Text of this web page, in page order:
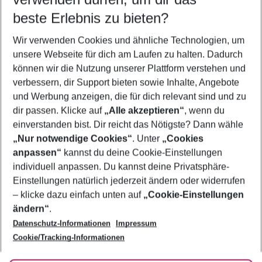
5-8 Nächte
2 Erwachsene Keine Kinder
Mehr Filter anzeigen
Footer
Footer navigation
Über uns
AGB
Bestpreisgarantie
Cookie-Einstellungen ändern
Cookie-Richtlinie
Agenturbetreuung
Barrierefreies Reisen
Folge uns
beste Erlebnis zu bieten?
Wir verwenden Cookies und ähnliche Technologien, um
unsere Webseite für dich am Laufen zu halten. Dadurch
können wir die Nutzung unserer Plattform verstehen und
verbessern, dir Support bieten sowie Inhalte, Angebote
und Werbung anzeigen, die für dich relevant sind und zu
dir passen. Klicke auf „Alle akzeptieren“, wenn du
einverstanden bist. Dir reicht das Nötigste? Dann wähle
„Nur notwendige Cookies“. Unter „Cookies
anpassen“ kannst du deine Cookie-Einstellungen
individuell anpassen. Du kannst deine Privatsphäre-
Einstellungen natürlich jederzeit ändern oder widerrufen
– klicke dazu einfach unten auf „Cookie-Einstellungen
ändern“.
Datenschutz-Informationen
Impressum
Cookie/Tracking-Informationen